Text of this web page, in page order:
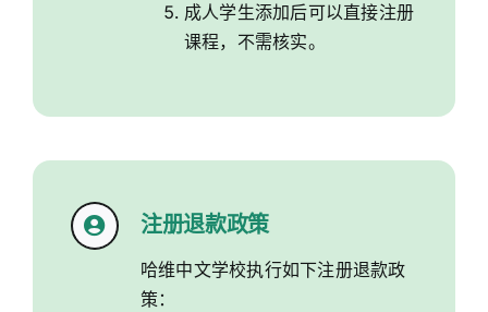
成人学生添加后可以直接注册
课程，不需核实。
注册退款政策
哈维中文学校执行如下注册退款政
策：